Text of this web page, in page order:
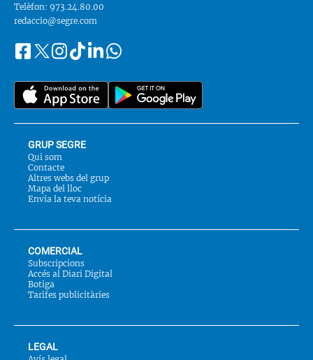
Telèfon: 973.24.80.00
redaccio@segre.com
Segueix-
a::
FacebookInstagram
TiktokLinkedinWhatsapp
GRUP SEGRE
Qui som
Contacte
Altres webs del grup
Mapa del lloc
Envia la teva notícia
COMERCIAL
Subscripcions
Accés al Diari Digital
Botiga
Tarifes publicitàries
LEGAL